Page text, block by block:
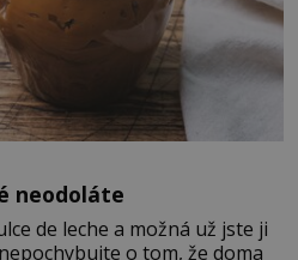
neodoláte
de leche a možná už jste ji
o tom, že doma